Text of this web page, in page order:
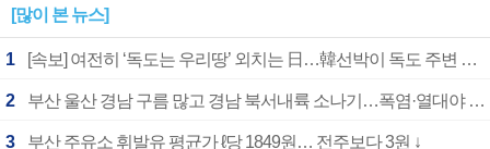
[많이 본 뉴스]
1 [속보] 여전히 ‘독도는 우리땅’ 외치는 日…韓선박이 독도 주변 해양조사 활동하자 반발
2 부산 울산 경남 구름 많고 경남 북서내륙 소나기…폭염·열대야 계속
3 부산 주유소 휘발유 평균가 ℓ당 1849원… 전주보다 3원 ↓